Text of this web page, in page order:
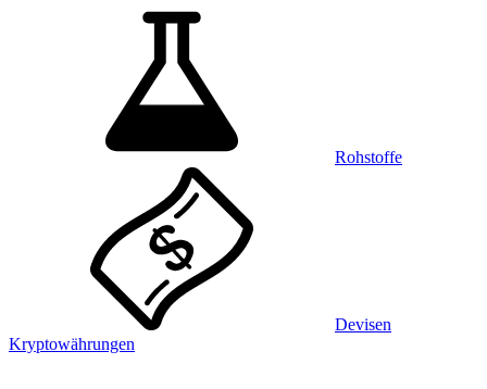
Rohstoffe
Devisen
Kryptowährungen